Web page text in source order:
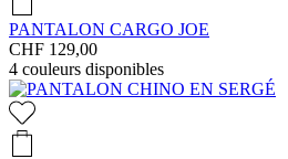
PANTALON CARGO JOE
CHF 129,00
4 couleurs disponibles